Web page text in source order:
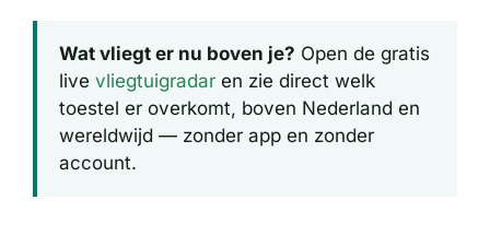
Wat vliegt er nu boven je? Open de gratis
live vliegtuigradar en zie direct welk
toestel er overkomt, boven Nederland en
wereldwijd — zonder app en zonder
account.